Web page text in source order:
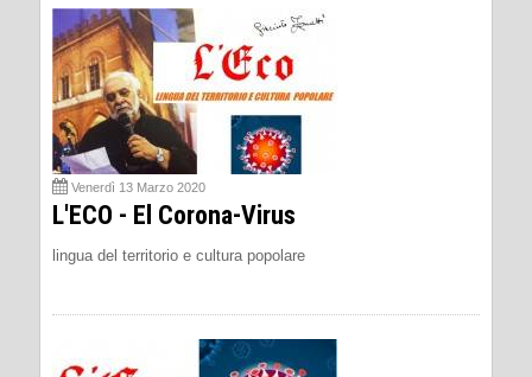
Venerdì 13 Marzo 2020
L'ECO - El Corona-Virus
lingua del territorio e cultura popolare